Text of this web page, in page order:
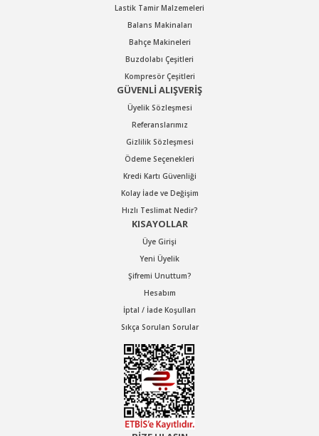
Lastik Tamir Malzemeleri
Balans Makinaları
Bahçe Makineleri
Buzdolabı Çeşitleri
Kompresör Çeşitleri
GÜVENLİ ALIŞVERİŞ
Üyelik Sözleşmesi
Referanslarımız
Gizlilik Sözleşmesi
Ödeme Seçenekleri
Kredi Kartı Güvenliği
Kolay İade ve Değişim
Hızlı Teslimat Nedir?
KISAYOLLAR
Üye Girişi
Yeni Üyelik
Şifremi Unuttum?
Hesabım
İptal / İade Koşulları
Sıkça Sorulan Sorular